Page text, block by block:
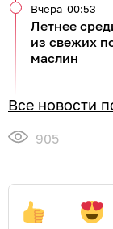
Летнее
из свежих
маслин
Вчера 00:53
Все новости
905